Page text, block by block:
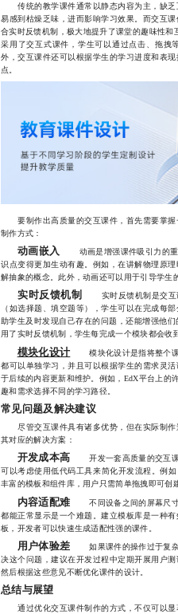
传统的教学课件通常以静态内容为主，缺乏
易感到枯燥乏味，进而影响学习效果。而交互
合实时反馈机制，极大地提升了课堂的趣味性和
采用了交互式课件，学生可以通过点击、拖拽
外，交互课件还可以根据学生的学习进度和表
点。
要制作出高质量的交互课件，首先需要掌握
制作方式：
动画嵌入
动画是增强课件吸引力的重
识点变得更加生动有趣。例如，在讲解物理原
解抽象的概念。此外，动画还可以用于引导学
实时反馈机制
实时反馈机制是交互课
（如选择题、填空题等），学生可以在完成每
助学生及时发现自己存在的问题，还能增强他
用了实时反馈机制，学生每完成一个模块都会收
模块化设计 模块化设计是指将整个课
都可以单独学习，并且可以根据学生的需求灵
于后续的内容更新和维护。例如，EdX平台上的
趣和需求选择不同的学习路径。
常见问题及解决建议
尽管交互课件具有诸多优势，但在实际制作
其对应的解决方案：
开发成本高 开发一套高质量的交互课
可以考虑使用低代码工具来简化开发流程。例
丰富的模板和组件库，用户只需简单拖拽即可创
内容适配难 不同设备之间的屏幕尺寸
都能正常显示是一个难题。建立模板库是一种
板，开发者可以快速生成适配性强的课件。
用户体验差 如果课件的操作过于复杂
决这个问题，建议在开发过程中定期开展用户
然后根据这些意见不断优化课件的设计。
总结与展望
通过优化交互课件制作的方式，不仅可以显